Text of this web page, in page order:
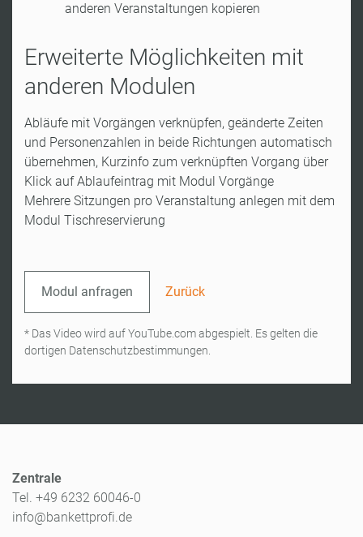
anderen Veranstaltungen kopieren
Erweiterte Möglichkeiten mit
anderen Modulen
Abläufe mit Vorgängen verknüpfen, geänderte Zeiten
und Personenzahlen in beide Richtungen automatisch
übernehmen, Kurzinfo zum verknüpften Vorgang über
Klick auf Ablaufeintrag mit Modul Vorgänge
Mehrere Sitzungen pro Veranstaltung anlegen mit dem
Modul Tischreservierung
Modul anfragen Zurück
* Das Video wird auf YouTube.com abgespielt. Es gelten die
dortigen Datenschutzbestimmungen.
Zentrale
Tel. +49 6232 60046-0
info@bankettprofi.de